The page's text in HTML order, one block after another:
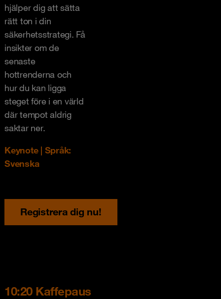
hjälper dig att sätta
rätt ton i din
säkerhetsstrategi. Få
insikter om de
senaste
hottrenderna och
hur du kan ligga
steget före i en värld
där tempot aldrig
saktar ner.
Keynote | Språk:
Svenska
Registrera dig nu!
10:20 Kaffepaus